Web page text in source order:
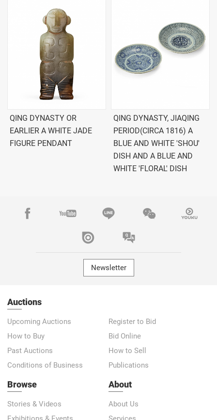
QING DYNASTY OR
EARLIER A WHITE JADE
FIGURE PENDANT
QING DYNASTY, JIAQING
PERIOD(CIRCA 1816) A
BLUE AND WHITE 'SHOU'
DISH AND A BLUE AND
WHITE 'FLORAL' DISH
Newsletter
Auctions
Upcoming Auctions
Register to Bid
How to Buy
Bid Online
Past Auctions
How to Sell
Conditions of Business
Publications
Browse
Stories & Videos
About
About Us